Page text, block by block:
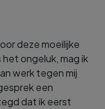
deze moeilijke
ongeluk, mag ik
werk tegen mij
een
dat ik eerst